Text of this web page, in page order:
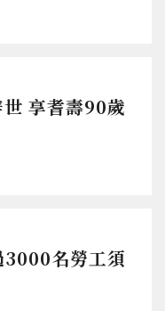
享耆壽90歲
名勞工須